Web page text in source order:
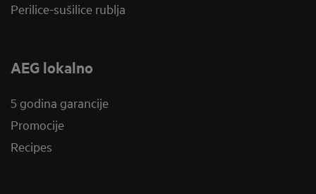
Perilice-sušilice rublja
AEG lokalno
5 godina garancije
Promocije
Recipes